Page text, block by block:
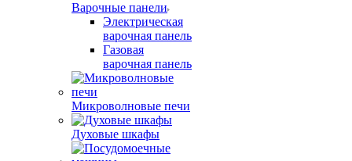
Варочные панели
Электрическая
варочная панель
Газовая
варочная панель
Микроволновые печи
Духовые шкафы